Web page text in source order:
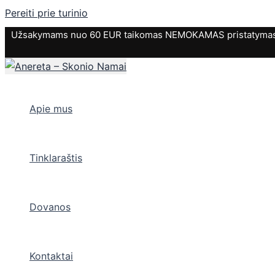
Pereiti prie turinio
Užsakymams nuo 60 EUR taikomas NEMOKAMAS
Apie mus
Tinklaraštis
Dovanos
Kontaktai